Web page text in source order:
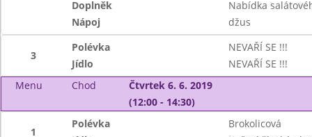
Doplněk
Nabídka
Nápoj
džus
3
Polévka
NEVAŘÍ SE !!!
Jídlo
NEVAŘÍ SE !!!
Menu
Chod
Čtvrtek 6. 6. 2019
(12:00 - 14:30)
1
Polévka
Brokolicová